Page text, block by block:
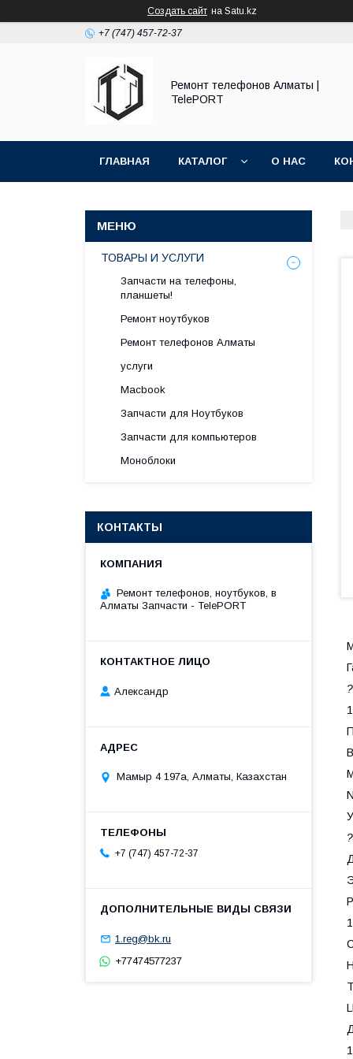
Создать сайт на Satu.kz
+7 (747) 457-72-37
Ремонт телефонов Алматы |
TelePORT
ГЛАВНАЯ КАТАЛОГ О НАС
?
?
ТОВАРЫ И УСЛУГИ
Запчасти на телефоны,
планшеты!
Ремонт ноутбуков
Ремонт телефонов Алматы
услуги
Macbook
Запчасти для Ноутбуков
Запчасти для компьютеров
Моноблоки
КОНТАКТЫ
Ремонт телефонов, ноутбуков, в
Алматы Запчасти - TelePORT
Александр
Мамыр 4 197а, Алматы, Казахстан
+7 (747) 457-72-37
1.reg@bk.ru
+77474577237